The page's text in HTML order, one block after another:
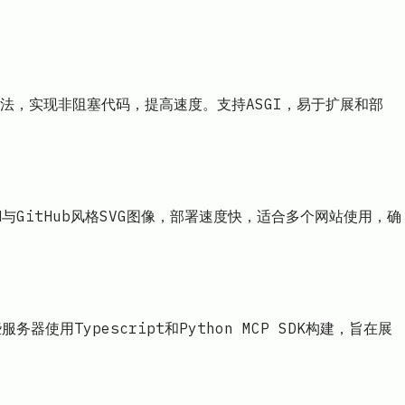
现非阻塞代码，提高速度。支持ASGI，易于扩展和部
风格SVG图像，部署速度快，适合多个网站使用，确
服务器使用Typescript和Python MCP SDK构建，旨在展